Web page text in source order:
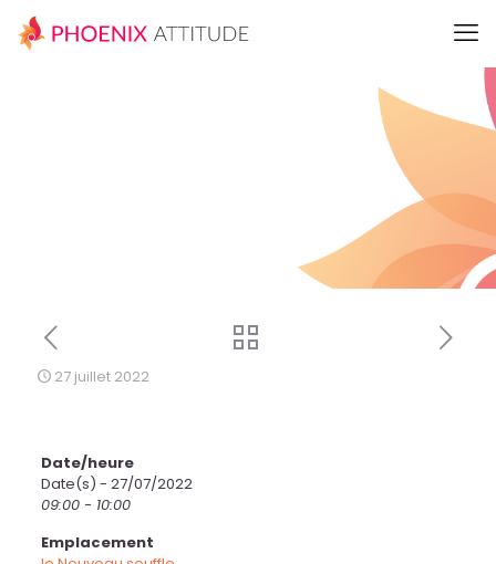
27 juillet 2022
Date/heure
Date(s) - 27/07/2022
09:00 - 10:00
Emplacement